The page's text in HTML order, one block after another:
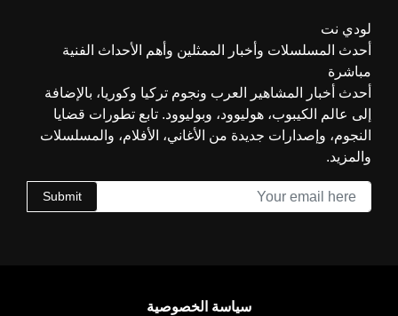
لودي نت
أحدث المسلسلات وأخبار الممثلين وأهم الأحداث الفنية
مباشرة
أحدث أخبار المشاهير العرب ونجوم تركيا وكوريا، بالإضافة
إلى عالم الكيبوب، هوليوود، وبوليوود. تابع تطورات قضايا
النجوم، وإصدارات جديدة من الأغاني، الأفلام، والمسلسلات
والمزيد.
Submit
سياسة الخصوصية